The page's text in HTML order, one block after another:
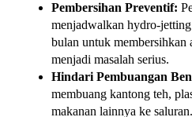
Pembersihan Preventif:
menjadwalkan hydro-
bulan untuk membersihkan
menjadi masalah serius.
Hindari Pembuangan
membuang kantong teh,
makanan lainnya ke saluran.